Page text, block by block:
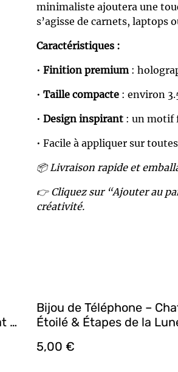
minimaliste ajoutera une
s’agisse de carnets, laptops
Caractéristiques :
• Finition premium:
• Taille compacte : environ
• Design inspirant : un motif
• Facile à appliquer sur
📦 Livraison rapide et
👉 Cliquez sur “Ajouter au
créativité.
&
Bijou de Téléphone –
Étoilé & Étapes de la
Artisanale
5,00 €